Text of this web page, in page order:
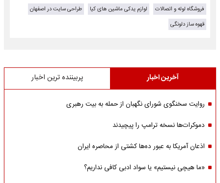
فروشگاه لوله و اتصالات
لوازم یدکی ماشین های کیا
طراحی سایت در اصفهان
قهوه ساز دلونگی
آخرین اخبار پربیننده ترین اخبار
روایت سخنگوی شورای نگهبان از حمله به بیت رهبری
دموکرات‌ها نسخه ترامپ را پیچیدند
اذعان آمریکا به عبور ده‌ها کشتی از محاصره ایران
«ما هیچی نیستیم» یا سواد ادبی کافی نداریم؟